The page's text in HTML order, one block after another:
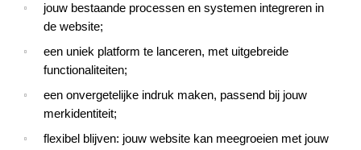
jouw bestaande processen en systemen integreren in
de website;
een uniek platform te lanceren, met uitgebreide
functionaliteiten;
een onvergetelijke indruk maken, passend bij jouw
merkidentiteit;
flexibel blijven: jouw website kan meegroeien met jouw